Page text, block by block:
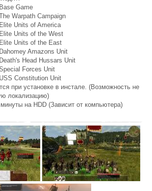
Game
Warpath Campaign
Units of America
Units of the West
Units of the East
Amazons Unit
Head Hussars Unit
Forces Unit
Constitution Unit
при установке в инстале. (Возможность не
локализацию)
на HDD (Зависит от компьютера)